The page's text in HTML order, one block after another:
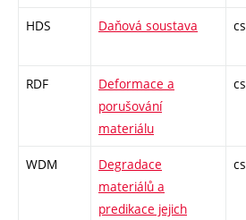
HDS Daňová soustava cs
RDF
Deformace a
porušování
materiálu
cs
WDM
Degradace
materiálů a
predikace jejich
cs